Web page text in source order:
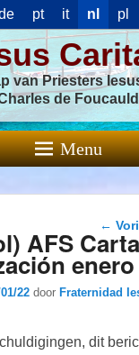
pt it nl pl
van Priesters
de Foucauld
Menu
←
AFS
enero
22 doorFraternidad
dit